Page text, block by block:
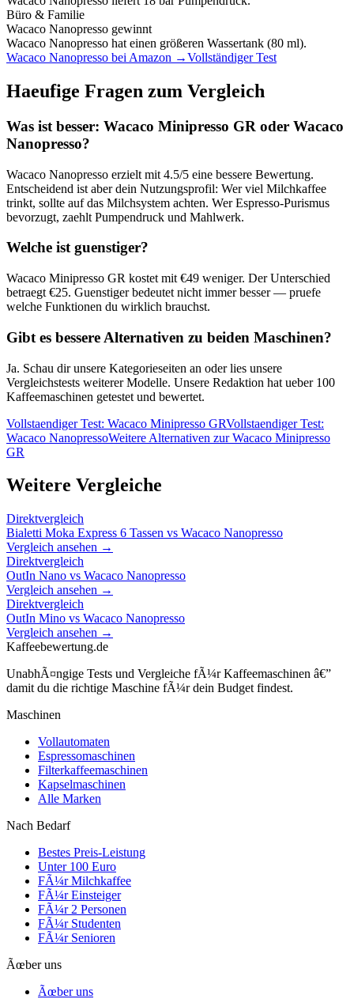
Büro & Familie
Wacaco Nanopresso gewinnt
Wacaco Nanopresso hat einen größeren Wassertank (80 ml).
Wacaco Nanopresso bei Amazon →Vollständiger Test
Haeufige Fragen zum Vergleich
Was ist besser: Wacaco Minipresso GR oder Wacaco
Nanopresso?
Wacaco Nanopresso erzielt mit 4.5/5 eine bessere Bewertung.
Entscheidend ist aber dein Nutzungsprofil: Wer viel Milchkaffee
trinkt, sollte auf das Milchsystem achten. Wer Espresso-Purismus
bevorzugt, zaehlt Pumpendruck und Mahlwerk.
Welche ist guenstiger?
Wacaco Minipresso GR kostet mit €49 weniger. Der Unterschied
betraegt €25. Guenstiger bedeutet nicht immer besser — pruefe
welche Funktionen du wirklich brauchst.
Gibt es bessere Alternativen zu beiden Maschinen?
Ja. Schau dir unsere Kategorieseiten an oder lies unsere
Vergleichstests weiterer Modelle. Unsere Redaktion hat ueber 100
Kaffeemaschinen getestet und bewertet.
Vollstaendiger Test: Wacaco Minipresso GRVollstaendiger Test:
Wacaco NanopressoWeitere Alternativen zurWacaco Minipresso
GR
Weitere Vergleiche
Direktvergleich
Bialetti Moka Express 6 Tassen vs Wacaco Nanopresso
Vergleich ansehen →
Direktvergleich
OutIn Nano vs Wacaco Nanopresso
Vergleich ansehen →
Direktvergleich
OutIn Mino vs Wacaco Nanopresso
Vergleich ansehen →
Kaffeebewertung.de
UnabhÃ¤ngige Tests und Vergleiche fÃ¼r Kaffeemaschinen â€”
damit du die richtige Maschine fÃ¼r dein Budget findest.
Maschinen
Vollautomaten
Espressomaschinen
Filterkaffeemaschinen
Kapselmaschinen
Alle Marken
Nach Bedarf
Bestes Preis-Leistung
Unter 100 Euro
FÃ¼r Milchkaffee
FÃ¼r Einsteiger
FÃ¼r 2 Personen
FÃ¼r Studenten
FÃ¼r Senioren
Ãœber uns
Ãœber uns